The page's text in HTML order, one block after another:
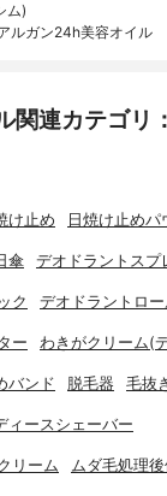
ム)
ルガン24h美容オイル
関連カテゴリ
け止め 日焼け止めパ
傘 デオドラントスプ
ク デオドラントロ
ー わきがクリーム(
バンド 脱毛器 毛抜
ィースシェーバー
リーム ムダ毛処理